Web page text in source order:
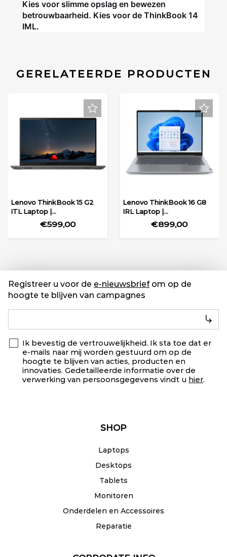
Kies voor slimme opslag en bewezen
betrouwbaarheid. Kies voor de ThinkBook 14
IML.
GERELATEERDE PRODUCTEN
Lenovo ThinkBook 15 G2
ITL Laptop |...
€599,00
Lenovo ThinkBook 16 G8
IRL Laptop |...
€899,00
Registreer u voor de e-nieuwsbriefom op de
hoogte te blijven van campagnes
Ik bevestig de vertrouwelijkheid. Ik sta toe dat er
e-mails naar mij worden gestuurd om op de
hoogte te blijven van acties, producten en
innovaties. Gedetailleerde informatie over de
verwerking van persoonsgegevens vindt u hier.
SHOP
Laptops
Desktops
Tablets
Monitoren
Onderdelen en Accessoires
Reparatie